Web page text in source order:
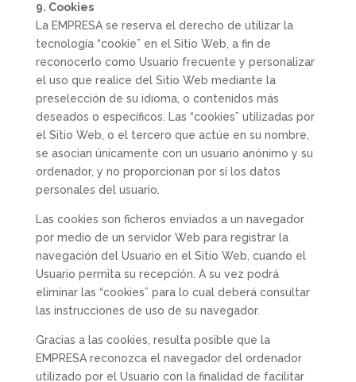
9. Cookies
La EMPRESA se reserva el derecho de utilizar la
tecnología “cookie” en el Sitio Web, a fin de
reconocerlo como Usuario frecuente y personalizar
el uso que realice del Sitio Web mediante la
preselección de su idioma, o contenidos más
deseados o específicos. Las “cookies” utilizadas por
el Sitio Web, o el tercero que actúe en su nombre,
se asocian únicamente con un usuario anónimo y su
ordenador, y no proporcionan por sí los datos
personales del usuario.
Las cookies son ficheros enviados a un navegador
por medio de un servidor Web para registrar la
navegación del Usuario en el Sitio Web, cuando el
Usuario permita su recepción. A su vez podrá
eliminar las “cookies” para lo cual deberá consultar
las instrucciones de uso de su navegador.
Gracias a las cookies, resulta posible que la
EMPRESA reconozca el navegador del ordenador
utilizado por el Usuario con la finalidad de facilitar